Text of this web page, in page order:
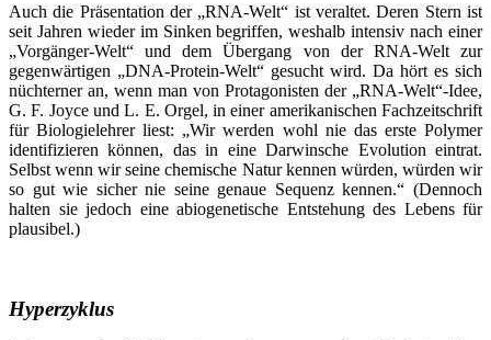
Auch die Präsentation der „RNA-Welt“ ist veraltet. Deren Stern ist
seit Jahren wieder im Sinken begriffen, weshalb intensiv nach einer
„Vorgänger-Welt“ und dem Übergang von der RNA-Welt zur
gegenwärtigen „DNA-Protein-Welt“ gesucht wird. Da hört es sich
nüchterner an, wenn man von Protagonisten der „RNA-Welt“-Idee,
G. F. Joyce und L. E. Orgel, in einer amerikanischen Fachzeitschrift
für Biologielehrer liest: „Wir werden wohl nie das erste Polymer
identifizieren können, das in eine Darwinsche Evolution eintrat.
Selbst wenn wir seine chemische Natur kennen würden, würden wir
so gut wie sicher nie seine genaue Sequenz kennen.“ (Dennoch
halten sie jedoch eine abiogenetische Entstehung des Lebens für
plausibel.)
Hyperzyklus